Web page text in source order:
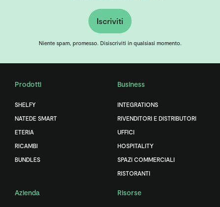
Iscriviti
Niente spam, promesso. Disiscriviti in qualsiasi momento.
Prodotti
SHELFY
NATEDE SMART
ETERIA
RICAMBI
BUNDLES
Business
INTEGRATIONS
RIVENDITORI E DISTRIBUTORI
UFFICI
HOSPITALITY
SPAZI COMMERCIALI
RISTORANTI
Azienda Risorse